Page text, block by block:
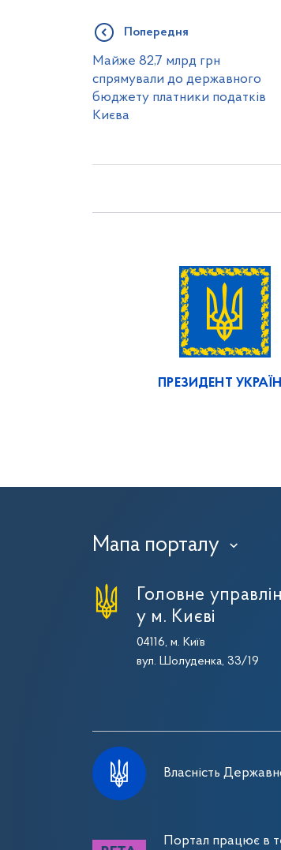
Попередня
Майже 82,7 млрд грн
спрямували до державного
бюджету платники податків
Києва
ПРЕЗИДЕНТ
Мапа порталу ›
Головне
у м. Києві
04116, м. Київ
вул. Шолуденка, 33/19
Власність
Портал працює в